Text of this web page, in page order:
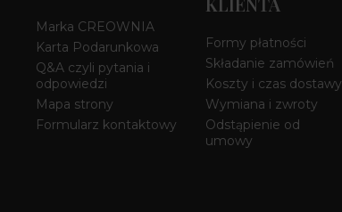
Marka CREOWNIA
Karta Podarunkowa
Q&A czyli pytania i
odpowiedzi
Mapa strony
Formularz kontaktowy
Formy płatności
Składanie zamówień
Koszty i czas dostawy
Wymiana i zwroty
Odstąpienie od
umowy